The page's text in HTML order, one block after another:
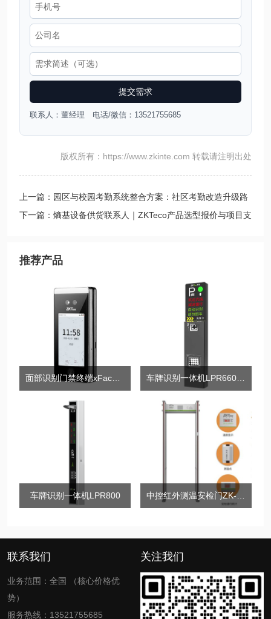
提交需求
联系人：董经理 电话/微信：13521755685
版权所有：https://www.zkinte.com 转载请注明出处
上一篇：园区与校园考勤系统整合方案：社区考勤改造升级路
径与预算判断
下一篇：熵基设备供货联系人｜ZKTeco产品选型报价与项目支
推荐产品
车牌识别一体机LPR800 中控红外测温安检门ZK-D3180S测温版
联系我们
业务范围：全国 （核心价格优
势）
服务热线：13521755685
关注我们